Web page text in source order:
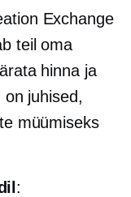
Exchange
teil oma
hinna ja
on juhised,
müümiseks
: